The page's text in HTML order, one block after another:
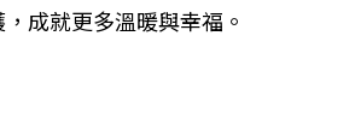
成就更多溫暖與幸福。